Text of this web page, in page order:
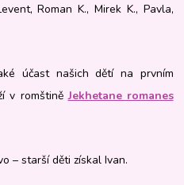
Roman K., Mirek K., Pavla,
účast našich dětí na prvním
v romštiněJekhetane romanes
– starší děti získal Ivan.